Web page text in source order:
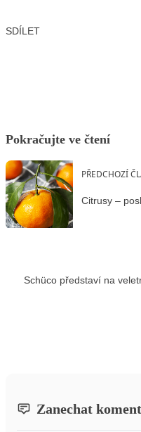
SDÍLET
Pokračujte ve čtení
PŘEDCHOZÍ
Citrusy –
Schüco představí na
Zanechat